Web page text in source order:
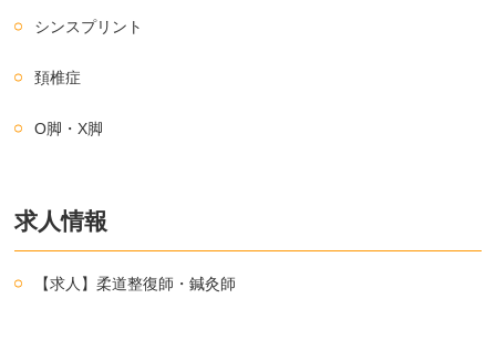
シンスプリント
頚椎症
O脚・X脚
求人情報
【求人】柔道整復師・鍼灸師